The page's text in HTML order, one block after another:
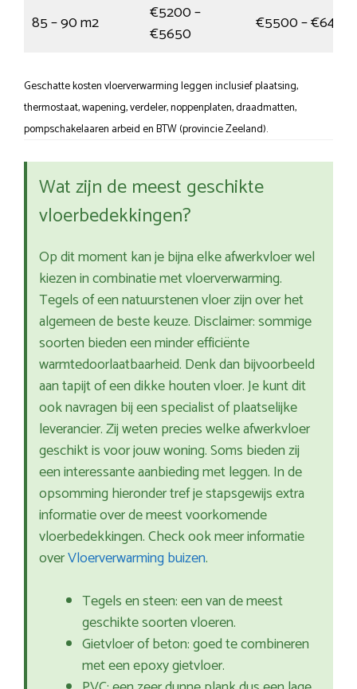
85 – 90 m2
€5200 –
€5650
€5500 – €6400
Geschatte kosten vloerverwarming leggen inclusief plaatsing,
thermostaat, wapening, verdeler, noppenplaten, draadmatten,
pompschakelaaren arbeid en BTW (provincie Zeeland).
Wat zijn de meest geschikte
vloerbedekkingen?
Op dit moment kan je bijna elke afwerkvloer wel
kiezen in combinatie met vloerverwarming.
Tegels of een natuurstenen vloer zijn over het
algemeen de beste keuze. Disclaimer: sommige
soorten bieden een minder efficiënte
warmtedoorlaatbaarheid. Denk dan bijvoorbeeld
aan tapijt of een dikke houten vloer. Je kunt dit
ook navragen bij een specialist of plaatselijke
leverancier. Zij weten precies welke afwerkvloer
geschikt is voor jouw woning. Soms bieden zij
een interessante aanbieding met leggen. In de
opsomming hieronder tref je stapsgewijs extra
informatie over de meest voorkomende
vloerbedekkingen. Check ook meer informatie
overVloerverwarming buizen.
Tegels en steen: een van de meest
geschikte soorten vloeren.
Gietvloer of beton: goed te combineren
met een epoxy gietvloer.